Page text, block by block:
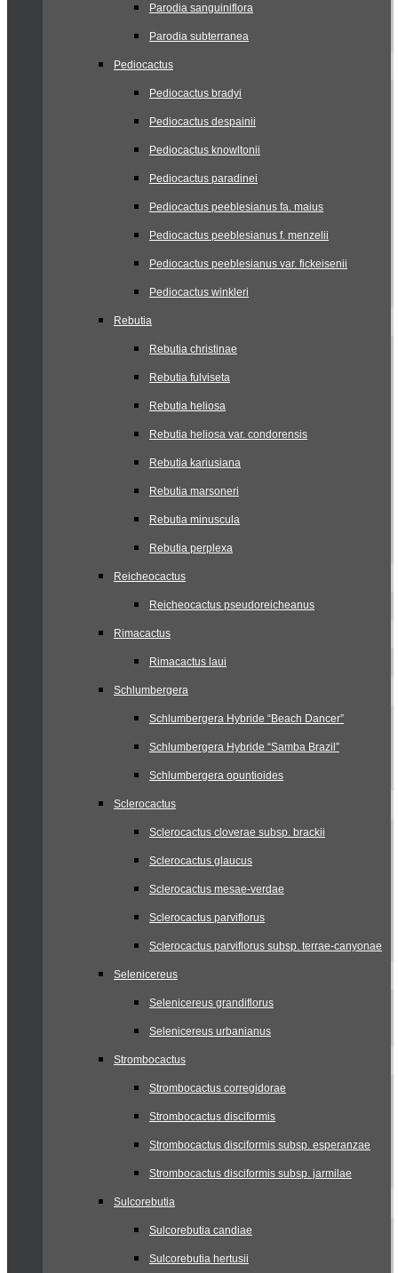
Parodia sanguiniflora
Parodia subterranea
Pediocactus
Pediocactus bradyi
Pediocactus despainii
Pediocactus knowltonii
Pediocactus paradinei
Pediocactus peeblesianus fa. maius
Pediocactus peeblesianus f. menzelii
Pediocactus peeblesianus var. fickeisenii
Pediocactus winkleri
Rebutia
Rebutia christinae
Rebutia fulviseta
Rebutia heliosa
Rebutia heliosa var. condorensis
Rebutia kariusiana
Rebutia marsoneri
Rebutia minuscula
Rebutia perplexa
Reicheocactus
Reicheocactus pseudoreicheanus
Rimacactus
Rimacactus laui
Schlumbergera
Schlumbergera Hybride “Beach Dancer”
Schlumbergera Hybride “Samba Brazil”
Schlumbergera opuntioides
Sclerocactus
Sclerocactus cloverae subsp. brackii
Sclerocactus glaucus
Sclerocactus mesae-verdae
Sclerocactus parviflorus
Sclerocactus parviflorus subsp. terrae-canyonae
Selenicereus
Selenicereus grandiflorus
Selenicereus urbanianus
Strombocactus
Strombocactus corregidorae
Strombocactus disciformis
Strombocactus disciformis subsp. esperanzae
Strombocactus disciformis subsp. jarmilae
Sulcorebutia
Sulcorebutia candiae
Sulcorebutia hertusii